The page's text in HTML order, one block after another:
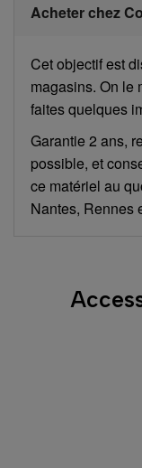
Acheter chez
Cet objectif est
magasins. On le
faites quelques
Garantie 2 ans,
possible, et
ce matériel au
Nantes, Rennes